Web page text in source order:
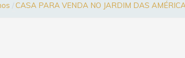
CASA PARA VENDA NO JARDIM DAS